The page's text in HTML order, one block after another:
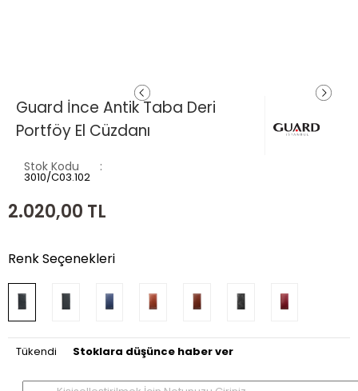
Guard İnce Antik Taba Deri
Portföy El Cüzdanı
Stok Kodu
3010/C03.102
2.020,00 TL
Renk Seçenekleri
Tükendi Stoklara düşünce haber ver